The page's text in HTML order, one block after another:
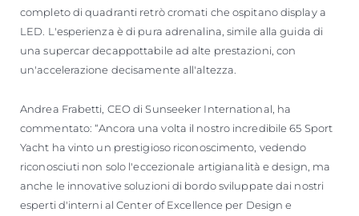
completo di quadranti retrò cromati che ospitano display a
LED. L'esperienza è di pura adrenalina, simile alla guida di
una supercar decappottabile ad alte prestazioni, con
un'accelerazione decisamente all'altezza.
Andrea Frabetti, CEO di Sunseeker International, ha
commentato: “Ancora una volta il nostro incredibile 65 Sport
Yacht ha vinto un prestigioso riconoscimento, vedendo
riconosciuti non solo l'eccezionale artigianalità e design, ma
anche le innovative soluzioni di bordo sviluppate dai nostri
esperti d'interni al Center of Excellence per Design e